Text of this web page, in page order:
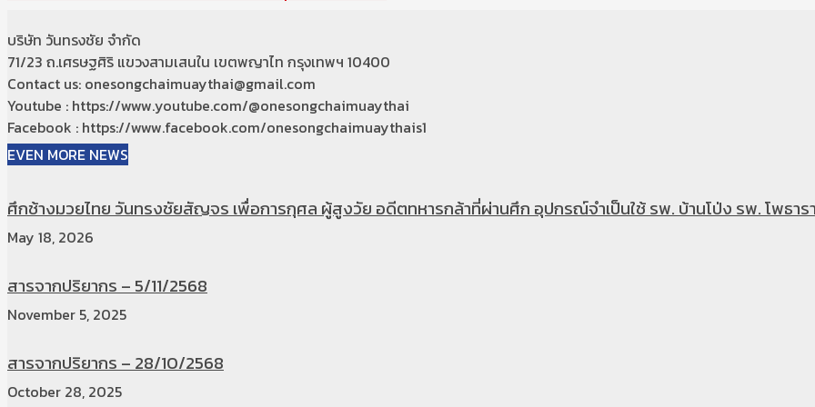
บริษัท วันทรงชัย จำกัด
71/23 ถ.เศรษฐศิริ แขวงสามเสนใน เขตพญาไท กรุงเทพฯ 10400
Contact us: onesongchaimuaythai@gmail.com
Youtube : https://www.youtube.com/@onesongchaimuaythai
Facebook : https://www.facebook.com/onesongchaimuaythais1
EVEN MORE NEWS
ศึกช้างมวยไทย วันทรงชัยสัญจร เพื่อการกุศล ผู้สูงวัย อดีตทหารกล้าที่ผ่านศึก อุปกรณ์จำเป็นใช้ รพ. บ้านโป่ง รพ. โพธารา
May 18, 2026
สารจากปริยากร – 5/11/2568
November 5, 2025
สารจากปริยากร – 28/10/2568
October 28, 2025